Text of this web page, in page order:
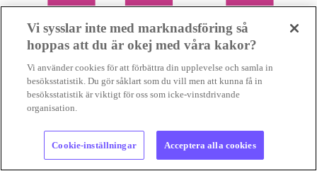
Vi sysslar inte med marknadsföring så
hoppas att du är okej med våra kakor?
Vi använder cookies för att förbättra din upplevelse och samla in
besöksstatistik. Du gör såklart som du vill men att kunna få in
besöksstatistik är viktigt för oss som icke-vinstdrivande
organisation.
Cookie-inställningar Acceptera alla cookies